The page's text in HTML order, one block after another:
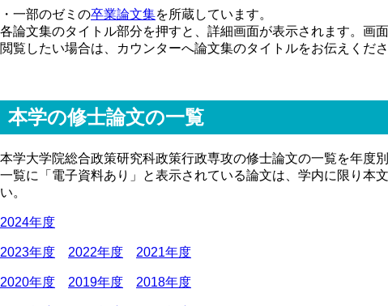
・一部のゼミの卒業論文集を所蔵しています。
各論文集のタイトル部分を押すと、詳細画面が表示されます。画
閲覧したい場合は、カウンターへ論文集のタイトルをお伝えくだ
本学の修士論文の一覧
本学大学院総合政策研究科政策行政専攻の修士論文の一覧を年度
一覧に「電子資料あり」と表示されている論文は、学内に限り本
い。
2024年度
2023年度 2022年度 2021年度
2020年度 2019年度 2018年度